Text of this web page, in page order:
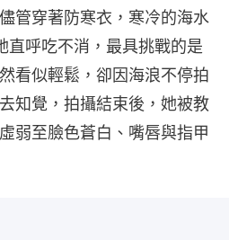
管穿著防寒衣，寒冷的海水
直呼吃不消，最具挑戰的是
看似輕鬆，卻因海浪不停拍
知覺，拍攝結束後，她被教
弱至臉色蒼白、嘴唇與指甲